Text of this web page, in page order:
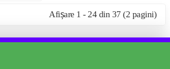
Afișare 1 - 24 din 37 (2 pagini)